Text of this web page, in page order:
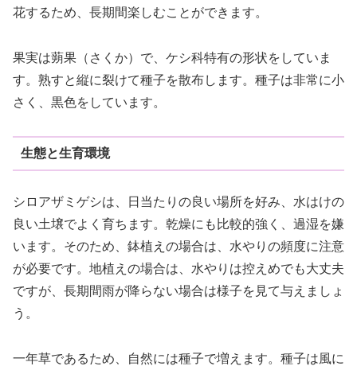
花するため、長期間楽しむことができます。
果実は蒴果（さくか）で、ケシ科特有の形状をしていま
す。熟すと縦に裂けて種子を散布します。種子は非常に小
さく、黒色をしています。
生態と生育環境
シロアザミゲシは、日当たりの良い場所を好み、水はけの
良い土壌でよく育ちます。乾燥にも比較的強く、過湿を嫌
います。そのため、鉢植えの場合は、水やりの頻度に注意
が必要です。地植えの場合は、水やりは控えめでも大丈夫
ですが、長期間雨が降らない場合は様子を見て与えましょ
う。
一年草であるため、自然には種子で増えます。種子は風に